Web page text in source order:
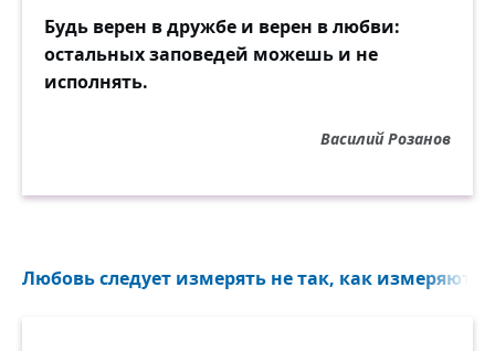
Будь верен в дружбе и верен в любви:
остальных заповедей можешь и не
исполнять.
Василий Розанов
Любовь следует измерять не так, как измеряют